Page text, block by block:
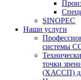
SINOPEC
Наши услуги
системы
точки
(ХАССП)